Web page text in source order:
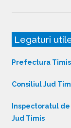
Legaturi
Prefectura Timis
Consiliul Jud
Inspectoratul
Jud Timis